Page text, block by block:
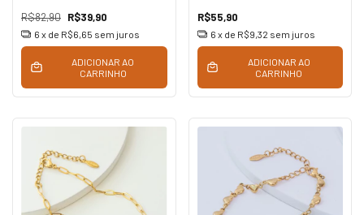
R$82,90 R$39,90
6 x de R$6,65 sem juros
ADICIONAR AO
CARRINHO
R$55,90
6 x de R$9,32 sem juros
ADICIONAR AO
CARRINHO